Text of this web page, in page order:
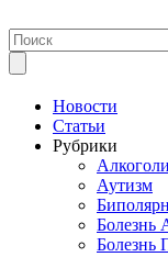
Новости
Статьи
Рубрики
Аутизм
Болезнь
Болезнь